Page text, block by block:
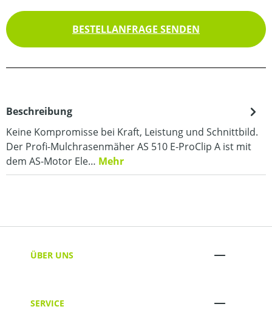
BESTELLANFRAGE SENDEN
Beschreibung
Keine Kompromisse bei Kraft, Leistung und Schnittbild.
Der Profi-Mulchrasenmäher AS 510 E-ProClip A ist mit
dem AS-Motor Ele… Mehr
ÜBER UNS
SERVICE